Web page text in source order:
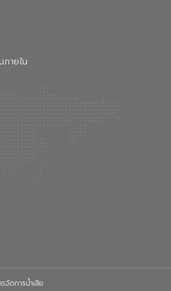
ายใน
จัดการน้ำเสีย